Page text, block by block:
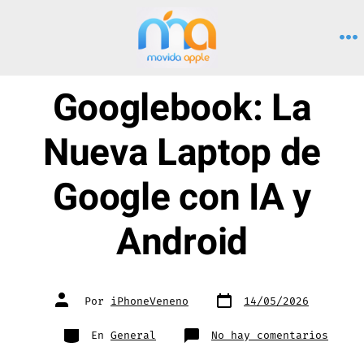
Googlebook: La
Nueva Laptop de
Google con IA y
Android
Autor
de Por iPhoneVeneno Fecha
de 14/05/2026
Categorías
En General No hay comentarios